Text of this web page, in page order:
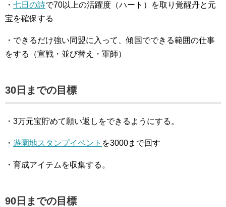
・ 七日の詩で70以上の活躍度（ハート）を取り覚醒丹と元
宝を確保する
・できるだけ強い同盟に入って、傾国でできる範囲の仕事
をする（宣戦・並び替え・軍師）
30日までの目標
・3万元宝貯めて願い返しをできるようにする。
・ 遊園地スタンプイベント を3000まで回す
・育成アイテムを収集する。
90日までの目標